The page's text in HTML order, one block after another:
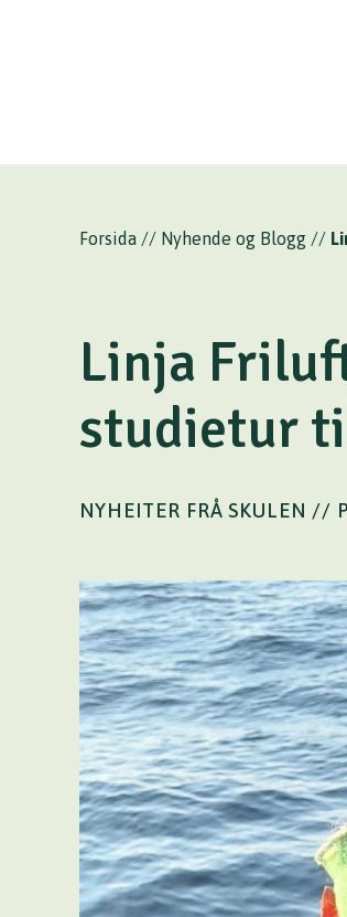
Forsida // Nyhende og Blogg //
Linja
studietur
NYHEITER FRÅ SKULEN //